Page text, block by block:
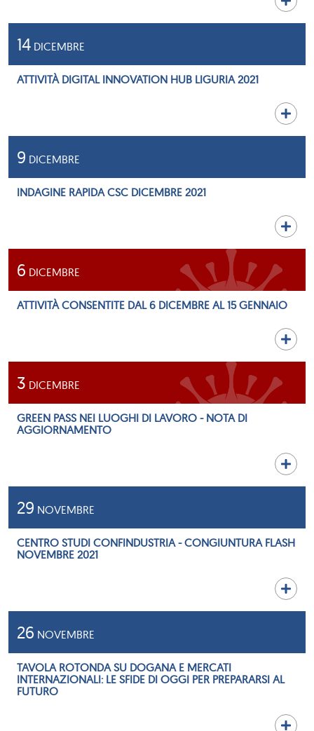
14 DICEMBRE
ATTIVITÀ DIGITAL INNOVATION HUB LIGURIA 2021
9 DICEMBRE
INDAGINE RAPIDA CSC DICEMBRE 2021
6 DICEMBRE
ATTIVITÀ CONSENTITE DAL 6 DICEMBRE AL 15 GENNAIO
3 DICEMBRE
GREEN PASS NEI LUOGHI DI LAVORO - NOTA DI
AGGIORNAMENTO
29 NOVEMBRE
CENTRO STUDI CONFINDUSTRIA - CONGIUNTURA FLASH
NOVEMBRE 2021
26 NOVEMBRE
TAVOLA ROTONDA SU DOGANA E MERCATI
INTERNAZIONALI: LE SFIDE DI OGGI PER PREPARARSI AL
FUTURO